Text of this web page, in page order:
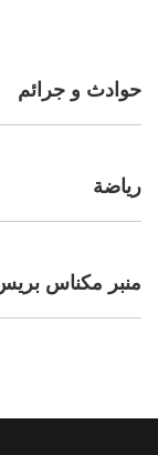
حوادث و جرائم
رياضة
منبر مكناس